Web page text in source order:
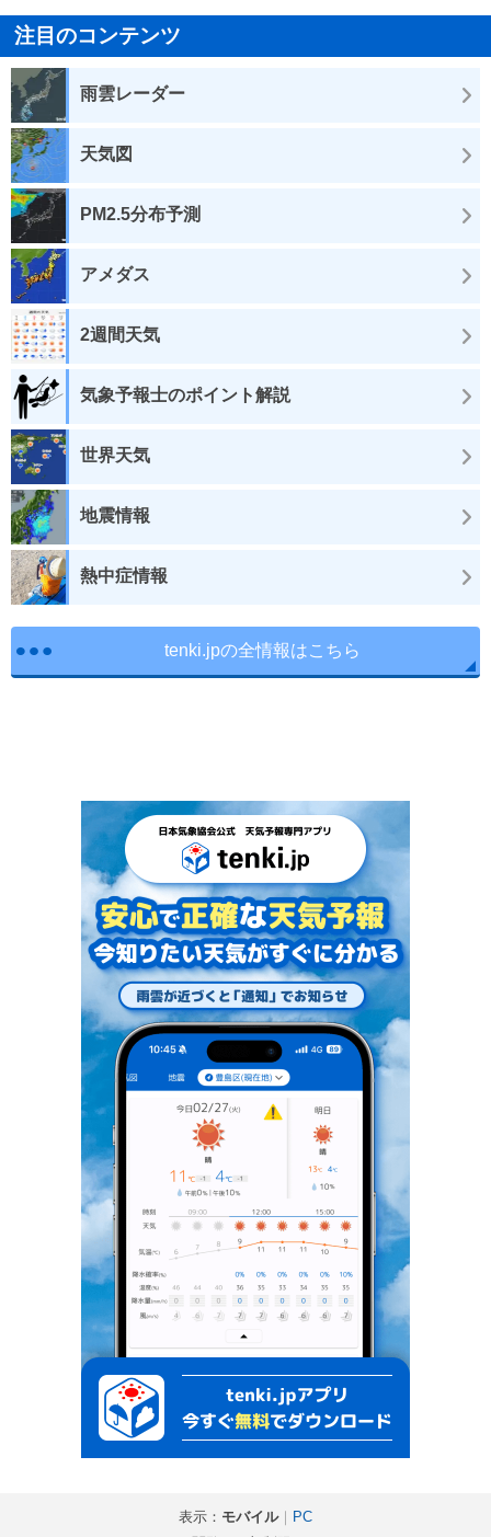
注目のコンテンツ
雨雲レーダー
天気図
PM2.5分布予測
アメダス
2週間天気
気象予報士のポイント解説
世界天気
地震情報
熱中症情報
tenki.jpの全情報はこちら
表示： モバイル｜
PC